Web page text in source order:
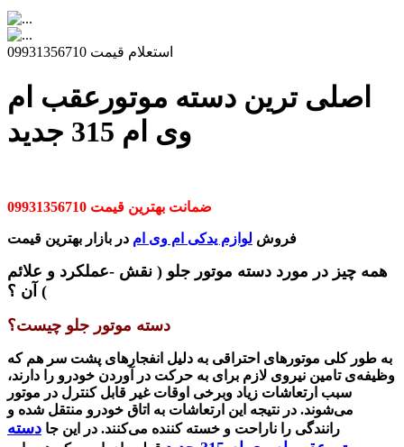
استعلام قیمت 09931356710
اصلی ترین دسته موتورعقب ام
وی ام 315 جدید
ضمانت بهترین قیمت 09931356710
فروش لوازم یدکی ام وی ام در بازار بهترین قیمت
همه چیز در مورد دسته موتور جلو ( نقش -عملکرد و علائم
) آن ؟
دسته موتور جلو چیست؟
به طور کلی موتورهای احتراقی به دلیل انفجارهای پشت سر هم که
وظیفه‌ی تامین نیروی لازم برای به حرکت در آوردن خودرو را دارند،
سبب ارتعاشات زیاد وبرخی اوقات غیر قابل کنترل در موتور
می‌شوند. در نتیجه این ارتعاشات به اتاق خودرو منتقل شده و
رانندگی را ناراحت و خسته‌ کننده می‌کنند. در این جا دسته